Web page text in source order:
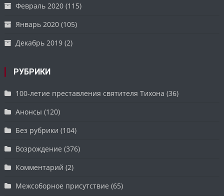
Февраль 2020 (115)
Январь 2020 (105)
Декабрь 2019 (2)
РУБРИКИ
100-летие преставления святителя Тихона (36)
Анонсы (120)
Без рубрики (104)
Возрождение (376)
Комментарий (2)
Межсоборное присутствие (65)